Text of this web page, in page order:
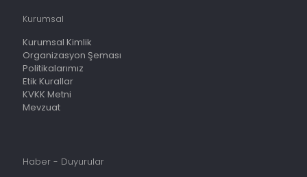
Kurumsal
Kurumsal Kimlik
Organizasyon Şeması
Politikalarımız
Etik Kurallar
KVKK Metni
Mevzuat
Haber - Duyurular